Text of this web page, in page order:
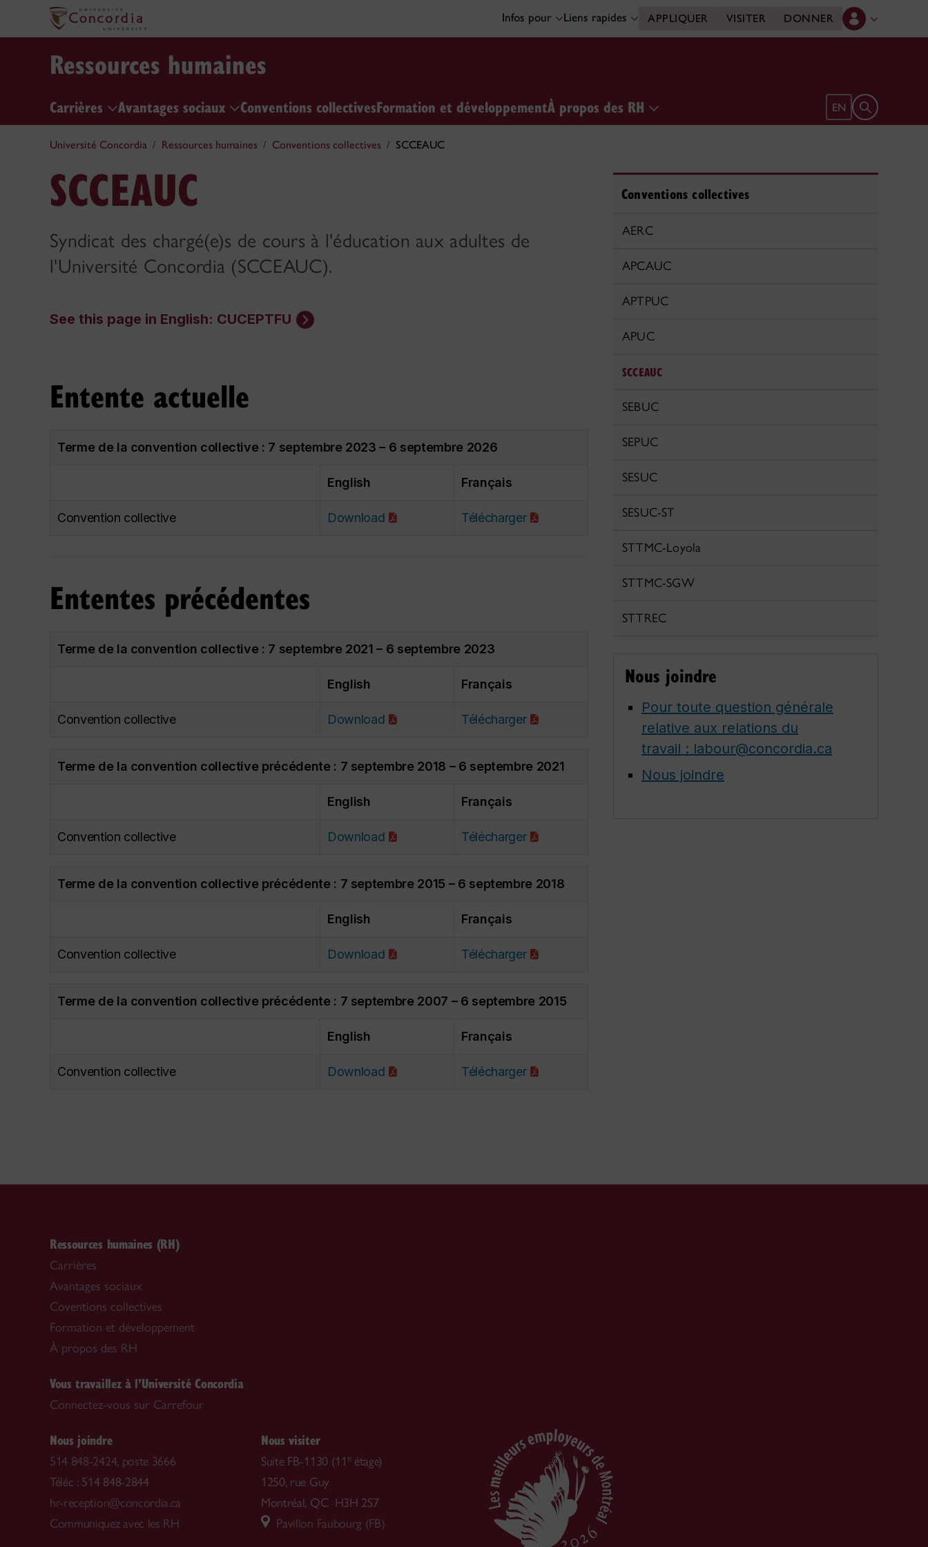
Infos pour Liens rapides APPLIQUER VISITER DONNER
Ressources humaines
Carrières Avantages sociaux Conventions collectivesFormation et développementÀ propos des RH EN Ouvrir le
Université Concordia Ressources humaines Conventions collectives SCCEAUC
SCCEAUC
Syndicat des chargé(e)s de cours à l'éducation aux adultes de
l'Université Concordia (SCCEAUC).
See this page in English: CUCEPTFU
Entente actuelle
Terme de la convention collective : 7 septembre 2023 – 6 septembre 2026
English Français
Convention collective Download Télécharger
Ententes précédentes
Terme de la convention collective : 7 septembre 2021 – 6 septembre 2023
English Français
Convention collective Download Télécharger
Terme de la convention collective précédente : 7 septembre 2018 – 6 septembre 2021
English Français
Convention collective Download Télécharger
Terme de la convention collective précédente : 7 septembre 2015 – 6 septembre 2018
English Français
Convention collective Download Télécharger
Terme de la convention collective précédente : 7 septembre 2007 – 6 septembre 2015
English Français
Convention collective Download Télécharger
Conventions collectives
AERC
APCAUC
APTPUC
APUC
SCCEAUC
SEBUC
SEPUC
SESUC
SESUC-ST
STTMC-Loyola
STTMC-SGW
STTREC
Nous joindre
Pour toute question générale
relative aux relations du
travail : labour@concordia.ca
Nous joindre
Ressources humaines (RH)
Carrières
Avantages sociaux
Coventions collectives
Formation et développement
À propos des RH
Vous travaillez à l’Université Concordia
Connectez-vous sur Carrefour
Nous joindre
514 848-2424, poste 3666
Téléc : 514 848-2844
hr-reception@concordia.ca
Communiquez avec les RH
Nous visiter
Suite FB-1130 (11 eétage)
1250, rue Guy
Montréal, QC H3H 2S7
Pavillon Faubourg (FB)